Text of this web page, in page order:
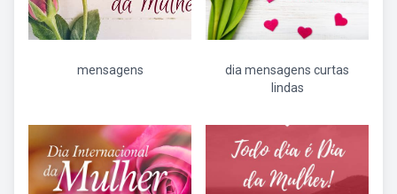
mensagens
dia mensagens curtas
lindas